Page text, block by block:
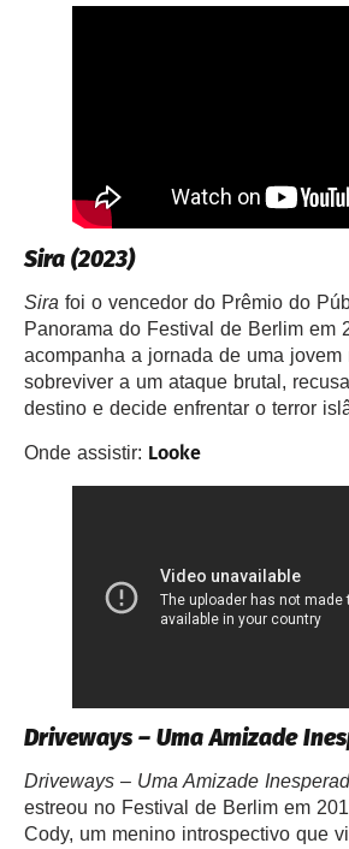
Sira (2023)
Sira foi o vencedor do Prêmio do
Panorama do Festival de Berlim em
acompanha a jornada de uma jovem
sobreviver a um ataque brutal,
destino e decide enfrentar o terror
Onde assistir: Looke
Driveways – Uma Amizade
Driveways – Uma Amizade
estreou no Festival de Berlim em
Cody, um menino introspectivo que